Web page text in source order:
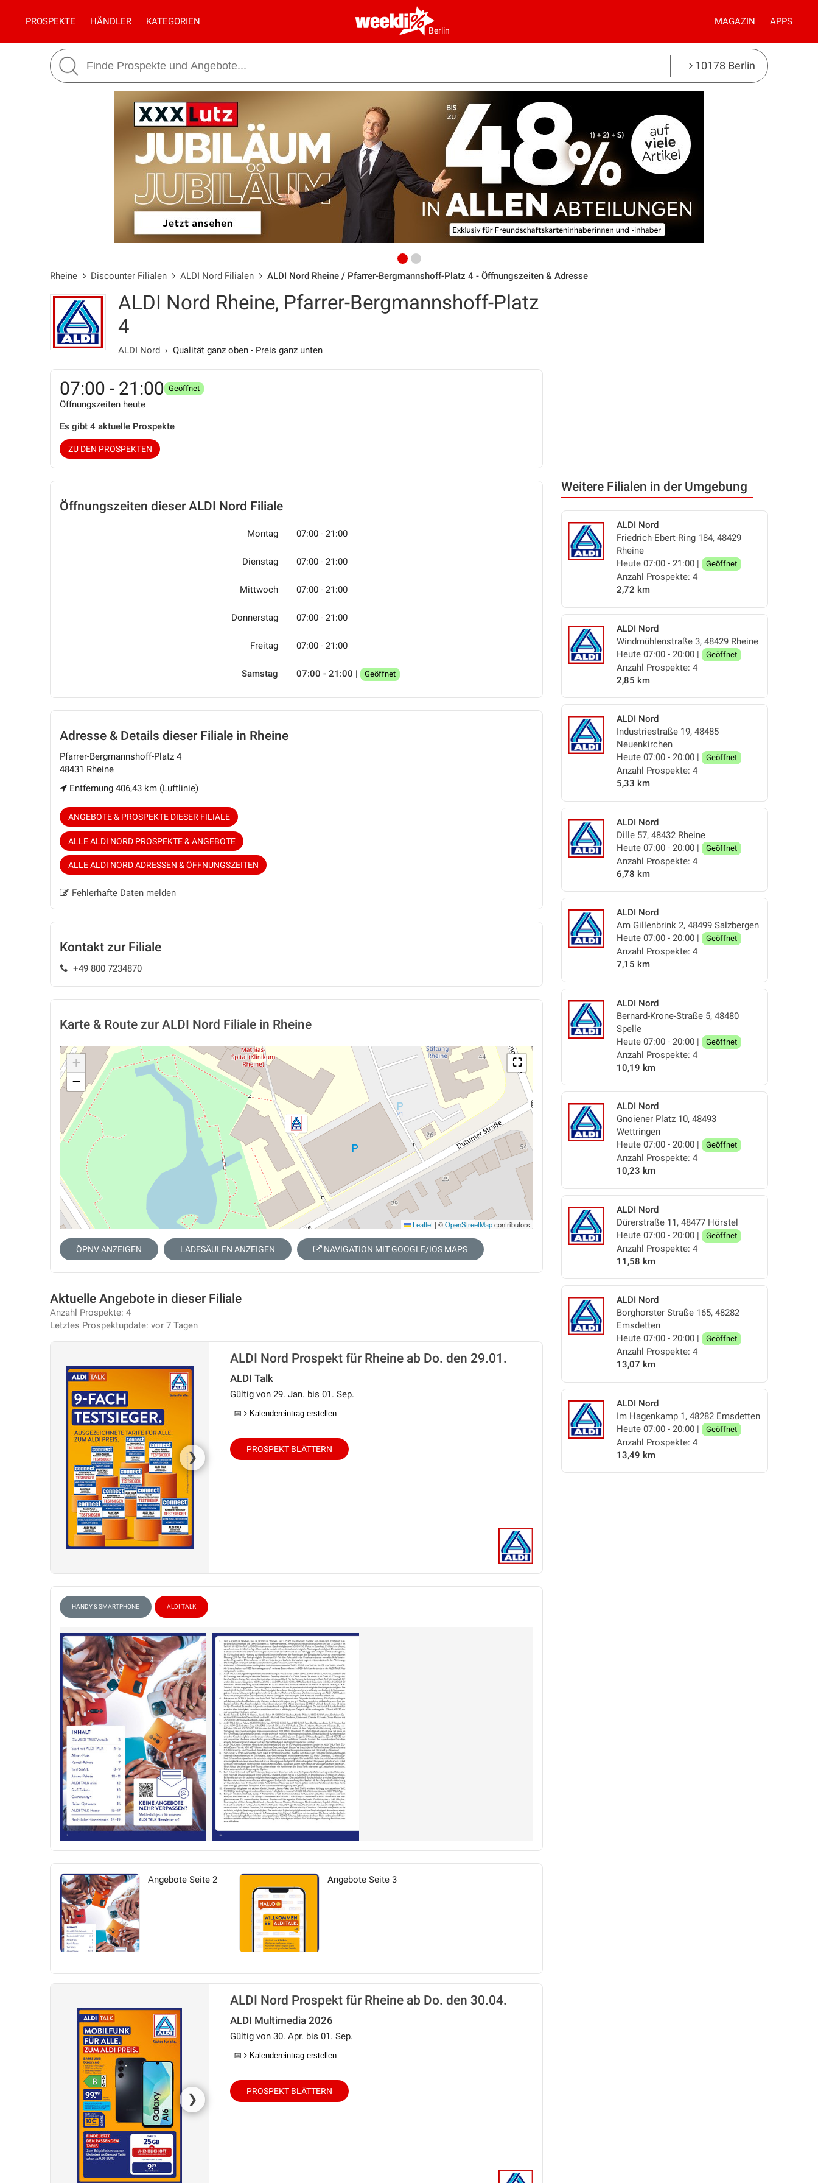
Berlin
PROSPEKTE HÄNDLER KATEGORIEN MAGAZIN APPS
10178 Berlin
Rheine Discounter Filialen ALDI Nord Filialen ALDI Nord Rheine / Pfarrer-Bergmannshoff-Platz 4 - Öffnungszeiten & Adresse
Weitere Filialen in der Umgebung
ALDI Nord
Friedrich-Ebert-Ring 184, 48429
Rheine
Heute 07:00 - 21:00 |
Geöffnet
Anzahl Prospekte: 4
2,72 km
ALDI Nord
Windmühlenstraße 3, 48429 Rheine
Heute 07:00 - 20:00 |
Geöffnet
Anzahl Prospekte: 4
2,85 km
ALDI Nord
Industriestraße 19, 48485
Neuenkirchen
Heute 07:00 - 20:00 |
Geöffnet
Anzahl Prospekte: 4
5,33 km
ALDI Nord
Dille 57, 48432 Rheine
Heute 07:00 - 20:00 |
Geöffnet
Anzahl Prospekte: 4
6,78 km
ALDI Nord
Am Gillenbrink 2, 48499 Salzbergen
Heute 07:00 - 20:00 |
Geöffnet
Anzahl Prospekte: 4
7,15 km
ALDI Nord
Bernard-Krone-Straße 5, 48480
Spelle
Heute 07:00 - 20:00 |
Geöffnet
Anzahl Prospekte: 4
10,19 km
ALDI Nord
Gnoiener Platz 10, 48493
Wettringen
Heute 07:00 - 20:00 |
Geöffnet
Anzahl Prospekte: 4
10,23 km
ALDI Nord
Dürerstraße 11, 48477 Hörstel
Heute 07:00 - 20:00 |
Geöffnet
Anzahl Prospekte: 4
11,58 km
ALDI Nord
Borghorster Straße 165, 48282
Emsdetten
Heute 07:00 - 20:00 |
Geöffnet
Anzahl Prospekte: 4
13,07 km
ALDI Nord
Im Hagenkamp 1, 48282 Emsdetten
Heute 07:00 - 20:00 |
Geöffnet
Anzahl Prospekte: 4
13,49 km
ALDI Nord Rheine, Pfarrer-Bergmannshoff-Platz
4
ALDI Nord › Qualität ganz oben - Preis ganz unten
07:00 - 21:00 Geöffnet
Öffnungszeiten heute
Es gibt 4 aktuelle Prospekte
ZU DEN PROSPEKTEN
Öffnungszeiten dieser ALDI Nord Filiale
Montag 07:00 - 21:00
Dienstag 07:00 - 21:00
Mittwoch 07:00 - 21:00
Donnerstag 07:00 - 21:00
Freitag 07:00 - 21:00
Samstag 07:00 - 21:00 | Geöffnet
Adresse & Details dieser Filiale in Rheine
Pfarrer-Bergmannshoff-Platz 4
48431 Rheine
Entfernung 406,43 km (Luftlinie)
ANGEBOTE & PROSPEKTE DIESER FILIALE
ALLE ALDI NORD PROSPEKTE & ANGEBOTE
ALLE ALDI NORD ADRESSEN & ÖFFNUNGSZEITEN
Fehlerhafte Daten melden
Kontakt zur Filiale
+49 800 7234870
Karte & Route zur ALDI Nord Filiale in Rheine
⛶
+
−
Leaflet | ©OpenStreetMapcontributors
ÖPNV ANZEIGEN LADESÄULEN ANZEIGEN NAVIGATION MIT GOOGLE/IOS MAPS
Aktuelle Angebote in dieser Filiale
Anzahl Prospekte: 4
Letztes Prospektupdate: vor 7 Tagen
❯
ALDI Nord Prospekt für Rheine ab Do. den 29.01.
ALDI Talk
Gültig von 29. Jan. bis 01. Sep.
📅 Kalendereintrag erstellen
PROSPEKT BLÄTTERN
HANDY & SMARTPHONE ALDI TALK
Angebote Seite 2 Angebote Seite 3
❯
ALDI Nord Prospekt für Rheine ab Do. den 30.04.
ALDI Multimedia 2026
Gültig von 30. Apr. bis 01. Sep.
📅 Kalendereintrag erstellen
PROSPEKT BLÄTTERN